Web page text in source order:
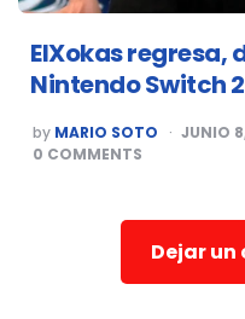
ElXokas regresa,
Nintendo Switch 2
POSTED
BY
by MARIO SOTO JUNIO
0 COMMENTS
Dejar